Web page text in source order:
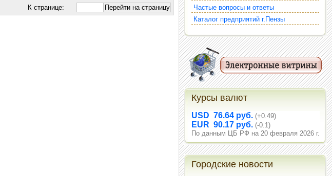
К странице:
Частые вопросы и ответы
Каталог предприятий г.Пензы
Курсы валют
USD 76.64 руб. (+0.49)
EUR 90.17 руб. (-0.1)
По данным ЦБ РФ на 20 февраля 2026 г.
Городские новости